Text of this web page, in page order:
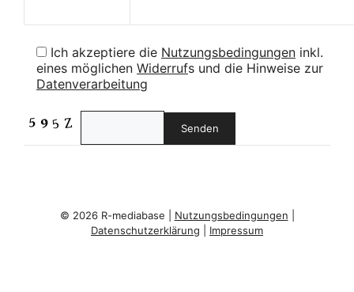
Ich akzeptiere die Nutzungsbedingungen inkl.
eines möglichen Widerrufs und die Hinweise zur
Datenverarbeitung
© 2026 R-mediabase | Nutzungsbedingungen
Datenschutzerklärung
Impressum